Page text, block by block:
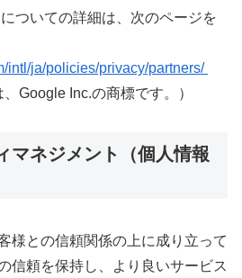
ついての詳細は、次のページを
intl/ja/policies/privacy/partners/
Google Inc.の商標です。）
マネジメント（個人情報
様との信頼関係の上に成り立って
信頼を保持し、より良いサービス